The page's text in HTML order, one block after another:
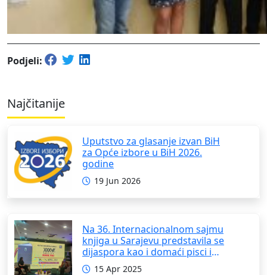
Podjeli:
Najčitanije
Uputstvo za glasanje izvan BiH
za Opće izbore u BiH 2026.
godine
19 Jun 2026
Na 36. Internacionalnom sajmu
knjiga u Sarajevu predstavila se
dijaspora kao i domaći pisci i
umjetnici
15 Apr 2025